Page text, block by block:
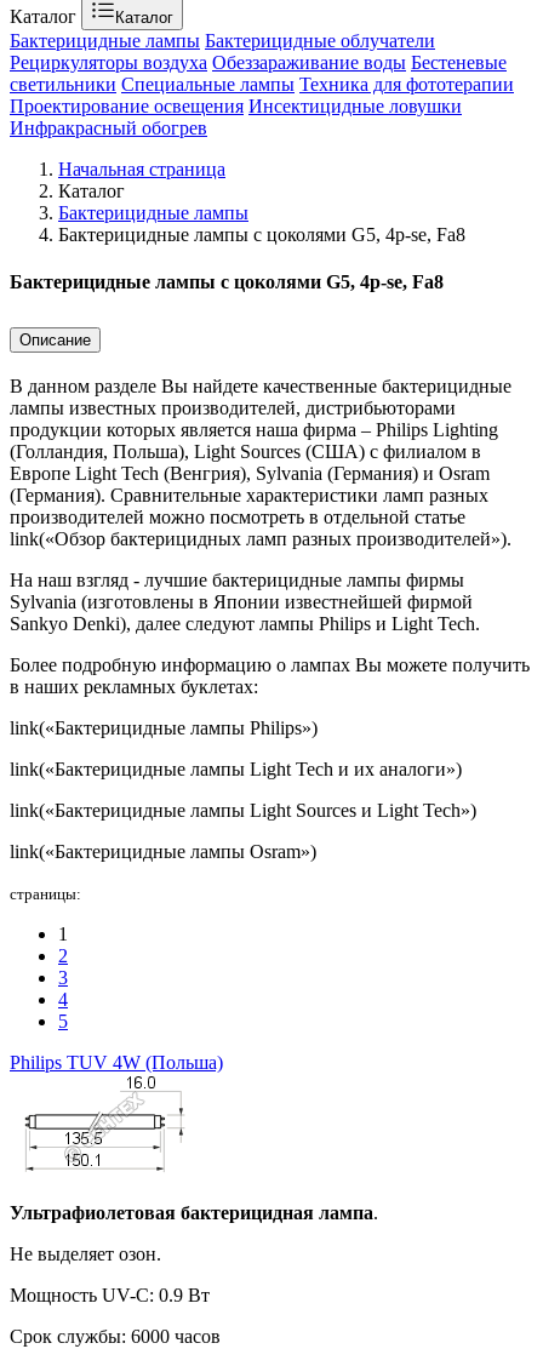
Каталог Каталог
Бактерицидные лампы Бактерицидные облучатели
Рециркуляторы воздуха Обеззараживание воды Бестеневые
светильники Специальные лампы Техника для фототерапии
Проектирование освещения Инсектицидные ловушки
Инфракрасный обогрев
Начальная страница
Каталог
Бактерицидные лампы
Бактерицидные лампы с цоколями G5, 4p-se, Fa8
Бактерицидные лампы с цоколями G5, 4p-se, Fa8
Описание
В данном разделе Вы найдете качественные бактерицидные
лампы известных производителей, дистрибьюторами
продукции которых является наша фирма – Philips Lighting
(Голландия, Польша), Light Sources (США) с филиалом в
Европе Light Tech (Венгрия), Sylvania (Германия) и Osram
(Германия). Сравнительные характеристики ламп разных
производителей можно посмотреть в отдельной статье
link(«Обзор бактерицидных ламп разных производителей»).
На наш взгляд - лучшие бактерицидные лампы фирмы
Sylvania (изготовлены в Японии известнейшей фирмой
Sankyo Denki), далее следуют лампы Philips и Light Tech.
Более подробную информацию о лампах Вы можете получить
в наших рекламных буклетах:
link(«Бактерицидные лампы Philips»)
link(«Бактерицидные лампы Light Tech и их аналоги»)
link(«Бактерицидные лампы Light Sources и Light Tech»)
link(«Бактерицидные лампы Osram»)
страницы:
1
2
3
4
5
Philips TUV 4W (Польша)
Ультрафиолетовая бактерицидная лампа.
Не выделяет озон.
Мощность UV-C: 0.9 Вт
Срок службы: 6000 часов